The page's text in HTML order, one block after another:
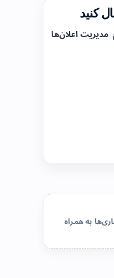
کنید
مدیریت اعلان‌ها
به همراه